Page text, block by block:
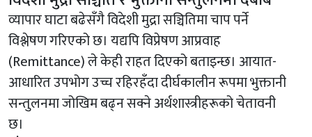
व्यापार घाटा बढेसँगै विदेशी मुद्रा सञ्चितिमा चाप पर्ने
विश्लेषण गरिएको छ। यद्यपि विप्रेषण आप्रवाह
(Remittance) ले केही राहत दिएको बताइन्छ। आयात-
आधारित उपभोग उच्च रहिरहँदा दीर्घकालीन रूपमा भुक्तानी
सन्तुलनमा जोखिम बढ्न सक्ने अर्थशास्त्रीहरूको चेतावनी
छ।